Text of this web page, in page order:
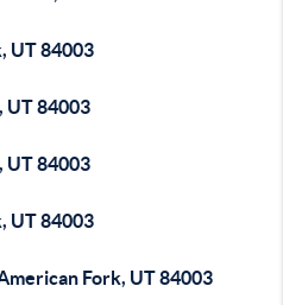
UT 84003
UT 84003
UT 84003
UT 84003
Fork, UT 84003